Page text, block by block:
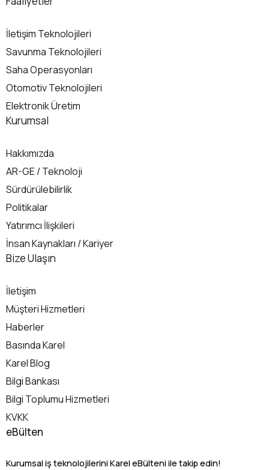
İletişim Teknolojileri
Savunma Teknolojileri
Saha Operasyonları
Otomotiv Teknolojileri
Elektronik Üretim
Kurumsal
Hakkımızda
AR-GE / Teknoloji
Sürdürülebilirlik
Politikalar
Yatırımcı İlişkileri
İnsan Kaynakları / Kariyer
İletişim
Bize Ulaşın
İletişim
Müşteri Hizmetleri
Haberler
Basında Karel
Karel Blog
Bilgi Bankası
Bilgi Toplumu Hizmetleri
KVKK
eBülten
Kurumsal iş teknolojilerini Karel eBülteni ile takip edin!